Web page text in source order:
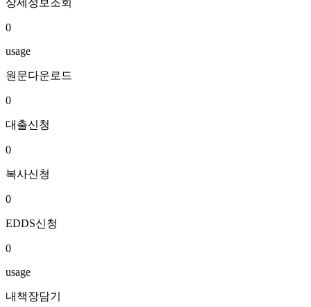
상세정보조회
0
usage
원문다운로드
0
대출신청
0
복사신청
0
EDDS신청
0
usage
내책장담기